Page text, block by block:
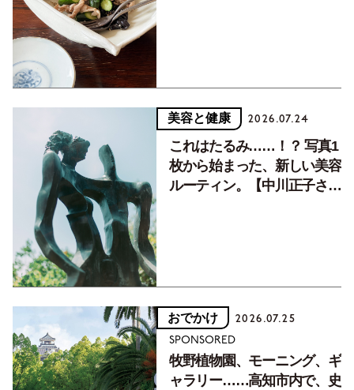
美容と健康 2026.07.24
これはたるみ……！？ 写真1
枚から始まった、新しい美容
ルーティン。【中川正子さん
おでかけ 2026.07.25
SPONSORED
牧野植物園、モーニング、ギ
ャラリー……高知市内で、史